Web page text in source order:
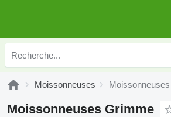
Moissonneuses
Moissonneuses Grimme